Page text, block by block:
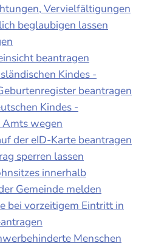
Vervielfältigungen
beglaubigen lassen
beantragen
Kindes -
beantragen
Kindes -
wegen
der eID-Karte beantragen
sperren lassen
innerhalb
Gemeinde melden
bei vorzeitigem Eintritt in
Menschen